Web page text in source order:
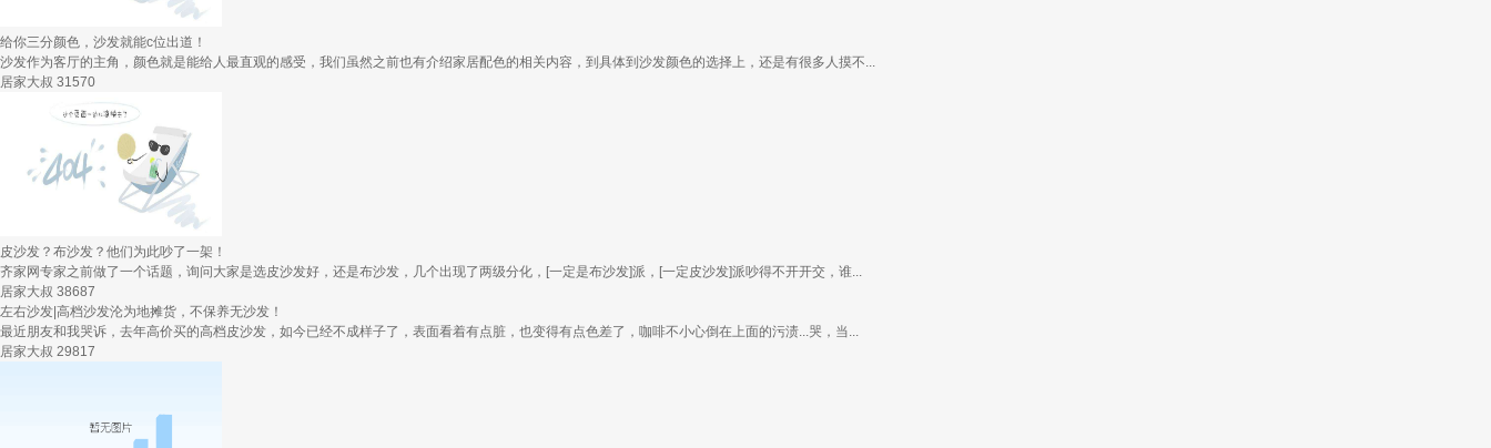
给你三分颜色，沙发就能c位出道！
沙发作为客厅的主角，颜色就是能给人最直观的感受，我们虽然之前也有介绍家居配色的相关内容，到具体到沙发颜色的选择上，还是有很多人摸不...
居家大叔 31570
皮沙发？布沙发？他们为此吵了一架！
齐家网专家之前做了一个话题，询问大家是选皮沙发好，还是布沙发，几个出现了两级分化，[一定是布沙发]派，[一定皮沙发]派吵得不开开交，谁...
居家大叔 38687
左右沙发|高档沙发沦为地摊货，不保养无沙发！
最近朋友和我哭诉，去年高价买的高档皮沙发，如今已经不成样子了，表面看着有点脏，也变得有点色差了，咖啡不小心倒在上面的污渍...哭，当...
居家大叔 29817